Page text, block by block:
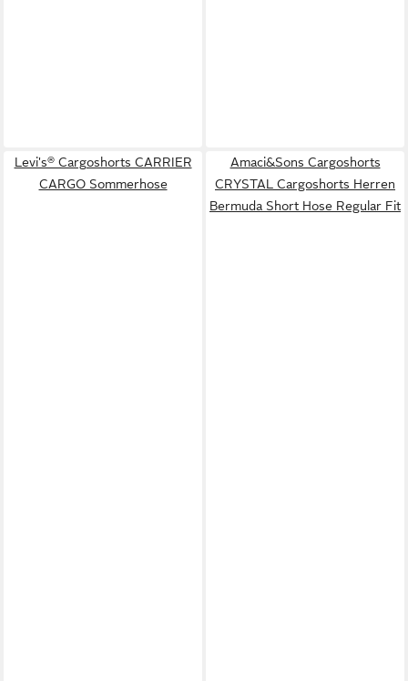
Levi's® Cargoshorts CARRIER
CARGO Sommerhose
Amaci&Sons Cargoshorts
CRYSTAL Cargoshorts Herren
Bermuda Short Hose Regular Fit